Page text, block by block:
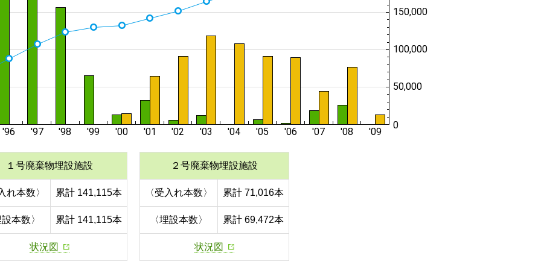
１号廃棄物埋設施設
れ本数〉 累計 141,115本
本数〉 累計 141,115本
状況図
２号廃棄物埋設施設
〈受入れ本数〉 累計 71,016本
〈埋設本数〉 累計 69,472本
状況図